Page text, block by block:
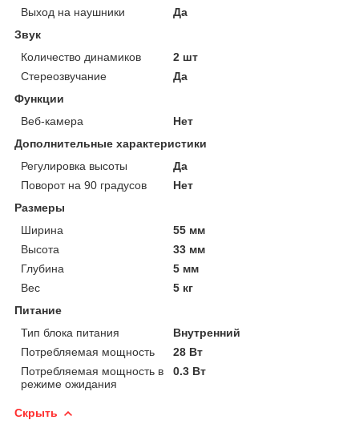
Выход на наушники
Да
Звук
Количество динамиков
2 шт
Стереозвучание
Да
Функции
Веб-камера
Нет
Дополнительные характеристики
Регулировка высоты
Да
Поворот на 90 градусов
Нет
Размеры
Ширина
55 мм
Высота
33 мм
Глубина
5 мм
Вес
5 кг
Питание
Тип блока питания
Внутренний
Потребляемая мощность
28 Вт
Потребляемая мощность в
режиме ожидания
0.3 Вт
Скрыть